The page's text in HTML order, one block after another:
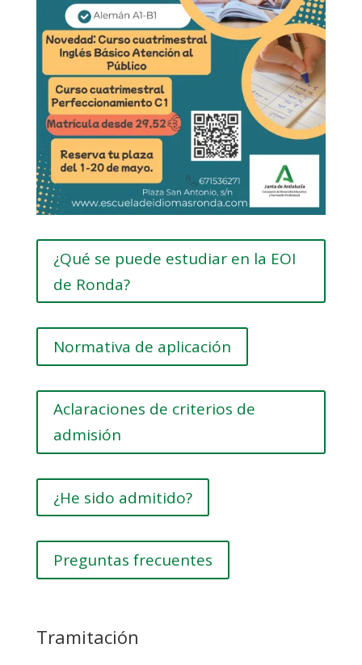
¿Qué se puede estudiar en la EOI
de Ronda?
Normativa de aplicación
Aclaraciones de criterios de
admisión
¿He sido admitido?
Preguntas frecuentes
Tramitación